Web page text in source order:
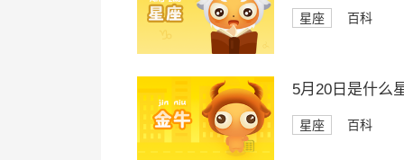
星座 百科
5月20日是什么
星座 百科